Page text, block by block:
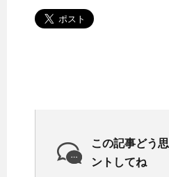
この記事どう
ントしてね